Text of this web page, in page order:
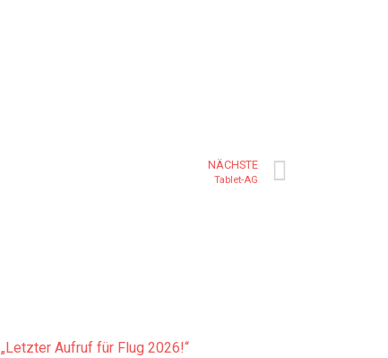
NÄCHSTE
Tablet-AG
„Letzter Aufruf für Flug 2026!“